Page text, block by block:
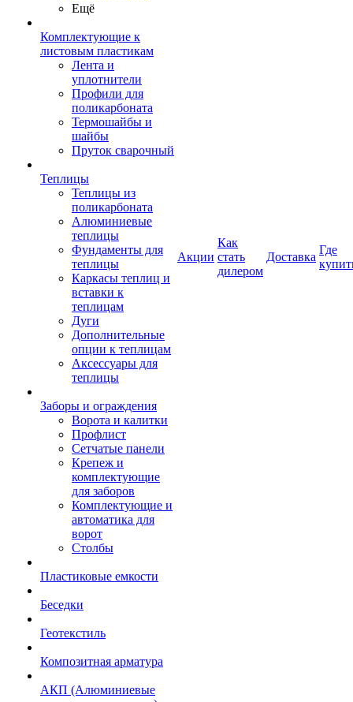
Ещё
Комплектующие к
листовым пластикам
Лента и
уплотнители
Профили для
поликарбоната
Термошайбы и
шайбы
Пруток сварочный
Теплицы
Теплицы из
поликарбоната
Алюминиевые
теплицы
Фундаменты для
теплицы
Каркасы теплиц и
вставки к
теплицам
Дуги
Дополнительные
опции к теплицам
Аксессуары для
теплицы
Заборы и ограждения
Ворота и калитки
Профлист
Сетчатые панели
Крепеж и
комплектующие
для заборов
Комплектующие и
автоматика для
ворот
Столбы
Пластиковые емкости
Беседки
Геотекстиль
Композитная арматура
АКП (Алюминиевые
Акции
Как
стать
дилером
Доставка
Где